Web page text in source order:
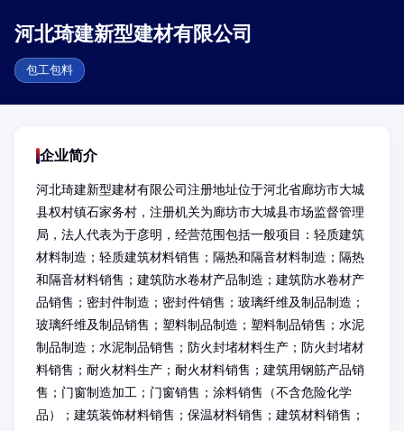
河北琦建新型建材有限公司
包工包料
企业简介
河北琦建新型建材有限公司注册地址位于河北省廊坊市大城
县权村镇石家务村，注册机关为廊坊市大城县市场监督管理
局，法人代表为于彦明，经营范围包括一般项目：轻质建筑
材料制造；轻质建筑材料销售；隔热和隔音材料制造；隔热
和隔音材料销售；建筑防水卷材产品制造；建筑防水卷材产
品销售；密封件制造；密封件销售；玻璃纤维及制品制造；
玻璃纤维及制品销售；塑料制品制造；塑料制品销售；水泥
制品制造；水泥制品销售；防火封堵材料生产；防火封堵材
料销售；耐火材料生产；耐火材料销售；建筑用钢筋产品销
售；门窗制造加工；门窗销售；涂料销售（不含危险化学
品）；建筑装饰材料销售；保温材料销售；建筑材料销售；